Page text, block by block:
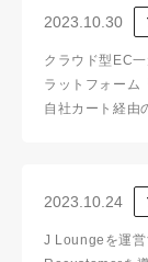
2023.10.30
クラウド型EC
ラットフォーム
自社カート経由
2023.10.24
J Loungeを運営